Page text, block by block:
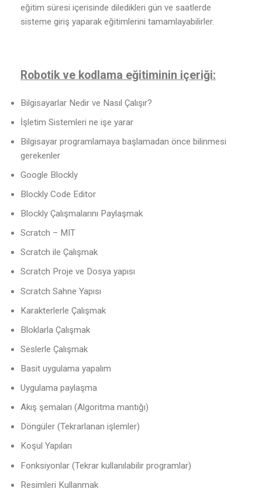
eğitim süresi içerisinde diledikleri gün ve saatlerde
sisteme giriş yaparak eğitimlerini tamamlayabilirler.
Robotik ve kodlama eğitiminin içeriği:
Bilgisayarlar Nedir ve Nasıl Çalışır?
İşletim Sistemleri ne işe yarar
Bilgisayar programlamaya başlamadan önce bilinmesi
gerekenler
Google Blockly
Blockly Code Editor
Blockly Çalışmalarını Paylaşmak
Scratch – MIT
Scratch ile Çalışmak
Scratch Proje ve Dosya yapısı
Scratch Sahne Yapısı
Karakterlerle Çalışmak
Bloklarla Çalışmak
Seslerle Çalışmak
Basit uygulama yapalım
Uygulama paylaşma
Akış şemaları (Algoritma mantığı)
Döngüler (Tekrarlanan işlemler)
Koşul Yapıları
Fonksiyonlar (Tekrar kullanılabilir programlar)
Resimleri Kullanmak